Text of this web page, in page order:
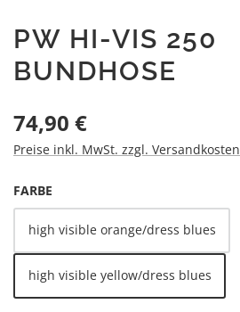
PW HI-VIS 250
BUNDHOSE
Regulärer Preis:
74,90 €
Preise inkl. MwSt. zzgl. Versandkosten
FARBE
high visible orange/dress blues
high visible yellow/dress blues